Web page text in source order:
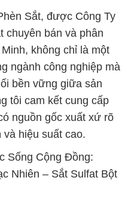
Sắt, được Công Ty
chuyên bán và phân
không chỉ là một
ngành công nghiệp mà
bền vững giữa sản
tôi cam kết cung cấp
nguồn gốc xuất xứ rõ
hiệu suất cao.
Sống Cộng Đồng:
Nhiên – Sắt Sulfat Bột